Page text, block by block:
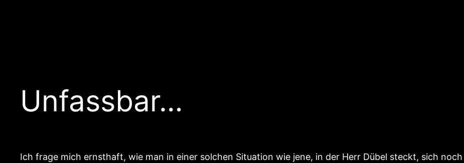
Unfassbar…
Ich frage mich ernsthaft, wie man in einer solchen Situation wie jene, in der Herr Dübel steckt, sich